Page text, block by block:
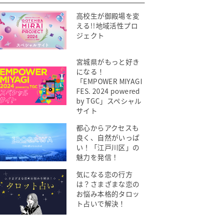
高校生が御殿場を変
える!!地域活性プロ
ジェクト
宮城県がもっと好き
になる！
「EMPOWER MIYAGI
FES. 2024 powered
by TGC」スペシャル
サイト
都心からアクセスも
良く、自然がいっぱ
い！「江戸川区」の
魅力を発信！
気になる恋の行方
は？さまざまな恋の
お悩み本格的タロッ
ト占いで解決！